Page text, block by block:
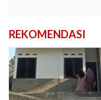
REKOMENDASI